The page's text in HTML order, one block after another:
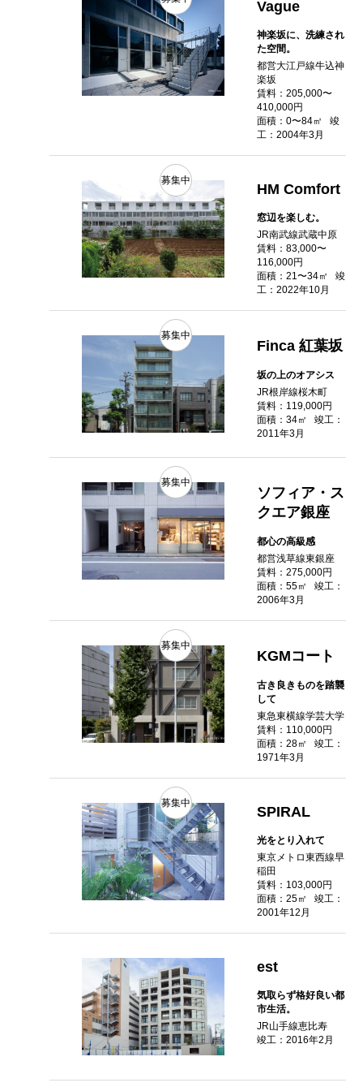
Vague
神楽坂に、洗練され
た空間。
都営大江戸線牛込神
楽坂
賃料：205,000〜
410,000円
面積：0〜84㎡
竣
工：2004年3月
募集中
HM Comfort
窓辺を楽しむ。
JR南武線武蔵中原
賃料：83,000〜
116,000円
面積：21〜34㎡
竣
工：2022年10月
募集中
Finca 紅葉坂
坂の上のオアシス
JR根岸線桜木町
賃料：119,000円
面積：34㎡
竣工：
2011年3月
募集中
ソフィア・ス
クエア銀座
都心の高級感
都営浅草線東銀座
賃料：275,000円
面積：55㎡
竣工：
2006年3月
募集中
KGMコート
古き良きものを踏襲
して
東急東横線学芸大学
賃料：110,000円
面積：28㎡
竣工：
1971年3月
募集中
SPIRAL
光をとり入れて
東京メトロ東西線早
稲田
賃料：103,000円
面積：25㎡
竣工：
2001年12月
est
気取らず格好良い都
市生活。
JR山手線恵比寿
竣工：2016年2月